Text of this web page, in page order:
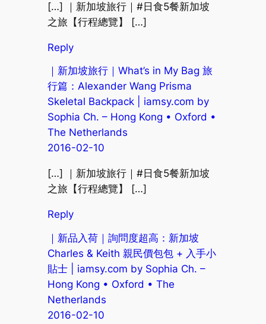
[…] ｜新加坡旅行｜#日食5餐新加坡
之旅【行程總覽】 […]
Reply
｜新加坡旅行｜What’s in My Bag 旅
行篇：Alexander Wang Prisma
Skeletal Backpack | iamsy.com by
Sophia Ch. – Hong Kong • Oxford •
The Netherlands
2016-02-10
[…] ｜新加坡旅行｜#日食5餐新加坡
之旅【行程總覽】 […]
Reply
｜新品入荷｜詢問度超高：新加坡
Charles & Keith 親民價包包 + 入手小
貼士 | iamsy.com by Sophia Ch. –
Hong Kong • Oxford • The
Netherlands
2016-02-10